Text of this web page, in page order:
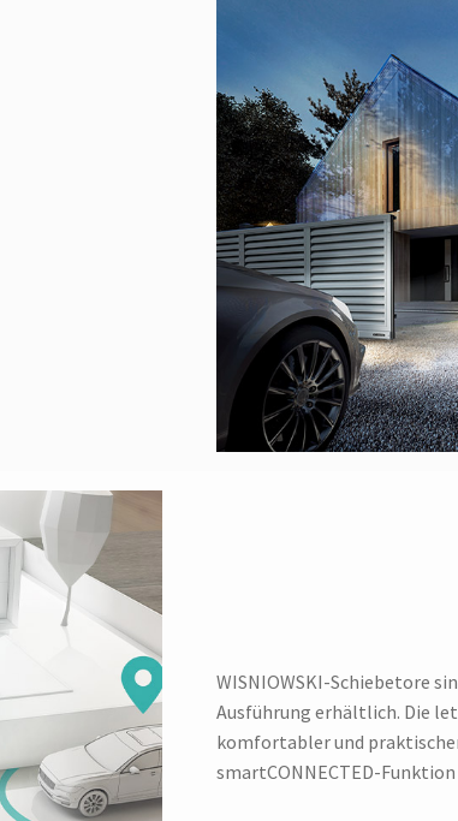
WISNIOWSKI-Schiebetore
Ausführung erhältlich. Die
komfortabler und
smartCONNECTED-